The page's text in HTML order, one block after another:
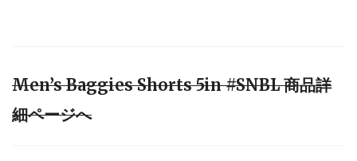
Men’s Baggies Shorts 5in #SNBL 商品詳
細ページへ